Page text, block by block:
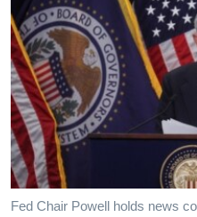
การ
ค้นหา
ไลฟ์สไตล์
ตรวจสอบข่าว
เรียนรู้ภาษาอังกฤษ
พอดคาสต์
ติดตามเรา
Fed Chair Powell holds news